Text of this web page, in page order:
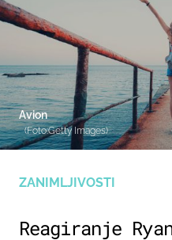
ZANIMLJIVOSTI
Reagiranje
Avion
(Foto:Getty Images)